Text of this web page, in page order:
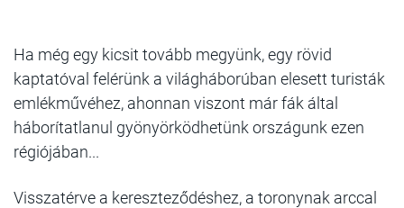
Ha még egy kicsit tovább megyünk, egy rövid
kaptatóval felérünk a világháborúban elesett turisták
emlékművéhez, ahonnan viszont már fák által
háborítatlanul gyönyörködhetünk országunk ezen
régiójában...
Visszatérve a kereszteződéshez, a toronynak arccal